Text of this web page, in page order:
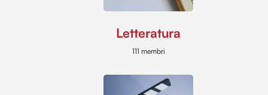
Letteratura
111 membri